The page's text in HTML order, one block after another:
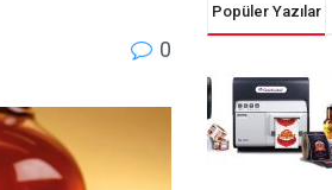
0
Popüler Yazılar